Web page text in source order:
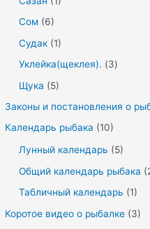
Сом (6)
Судак (1)
Уклейка(щеклея). (3)
Щука (5)
Законы и постановления о
Календарь рыбака (10)
Лунный календарь (5)
Общий календарь рыбака
Табличный календарь (1)
Коротое видео о рыбалке (3)